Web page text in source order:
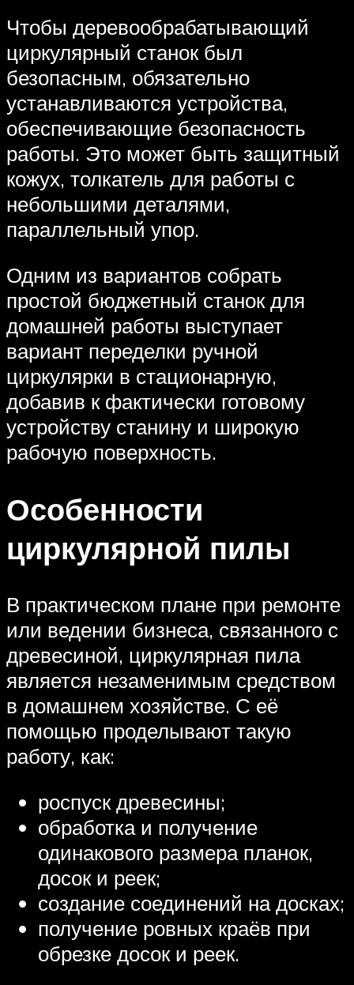
Чтобы деревообрабатывающий
циркулярный станок был
безопасным, обязательно
устанавливаются устройства,
обеспечивающие безопасность
работы. Это может быть защитный
кожух, толкатель для работы с
небольшими деталями,
параллельный упор.
Одним из вариантов собрать
простой бюджетный станок для
домашней работы выступает
вариант переделки ручной
циркулярки в стационарную,
добавив к фактически готовому
устройству станину и широкую
рабочую поверхность.
Особенности
циркулярной пилы
В практическом плане при ремонте
или ведении бизнеса, связанного с
древесиной, циркулярная пила
является незаменимым средством
в домашнем хозяйстве. С её
помощью проделывают такую
работу, как:
роспуск древесины;
обработка и получение
одинакового размера планок,
досок и реек;
создание соединений на досках;
получение ровных краёв при
обрезке досок и реек.